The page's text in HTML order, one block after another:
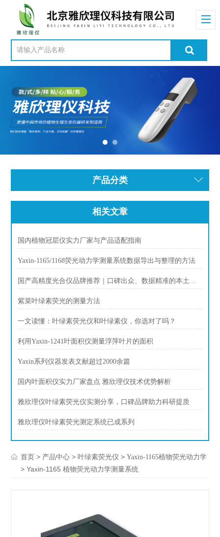
产品分类
相关文章
国内植物冠层仪实力厂家与产品适配指南
Yaxin-1165/1168荧光动力学测量系统数据导出与整理的方法
国产高精度光合仪品牌推荐｜口碑出众、数据精准的本土优质生产商盘点
紫菜叶绿素荧光的测量方法
一文读懂：叶绿素荧光仪和叶绿素仪，你选对了吗？
利用Yaxin-1241叶面积仪测量浮萍叶片的面积
Yaxin系列仪器发表文献超过2000余篇
国内叶面积仪实力厂家盘点 雅欣理仪技术优势解析
雅欣理仪叶绿素荧光仪实测分享，口碑品牌助力科研提质
雅欣理仪叶绿素荧光测定系统已成系列
首页 > 产品中心 >叶绿素荧光仪 >Yaxin-1165植物荧光动力学
> Yaxin-1165 植物荧光动力学测量系统